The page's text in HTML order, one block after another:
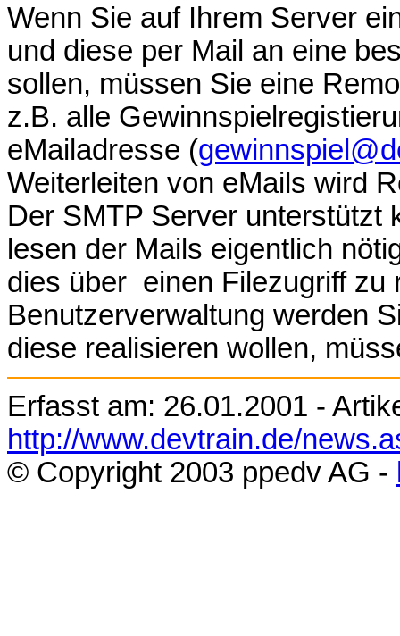
Wenn Sie auf Ihrem Server
und diese per Mail an eine
sollen, müssen Sie eine
z.B. alle
eMailadresse (
Weiterleiten von eMails wird
Der SMTP Server unterstützt
lesen der Mails eigentlich
dies über einen Filezugriff zu
Benutzerverwaltung werden
diese realisieren wollen,
Erfasst am: 26.01.2001 -
http://www.devtrain.de/
© Copyright 2003 ppedv AG -